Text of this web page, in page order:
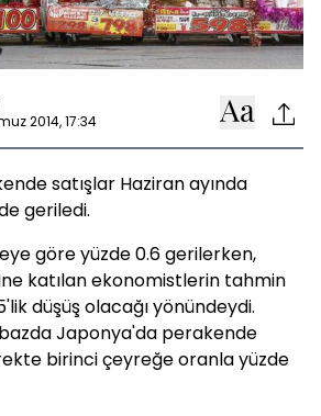
2014, 17:34
satışlar Haziran ayında
geriledi.
göre yüzde 0.6 gerilerken,
katılan ekonomistlerin tahmin
düşüş olacağı yönündeydi.
Japonya'da perakende
birinci çeyreğe oranla yüzde